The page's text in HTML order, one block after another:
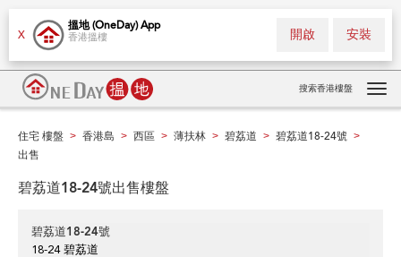
X
搵地 (OneDay) App
香港搵樓 安裝
開啟
搜索香港樓盤
住宅 樓盤 > 香港島 > 西區 > 薄扶林 > 碧荔道 > 碧荔道18-24號 >
出售
碧荔道18-24號出售樓盤
碧荔道18-24號
18-24 碧荔道